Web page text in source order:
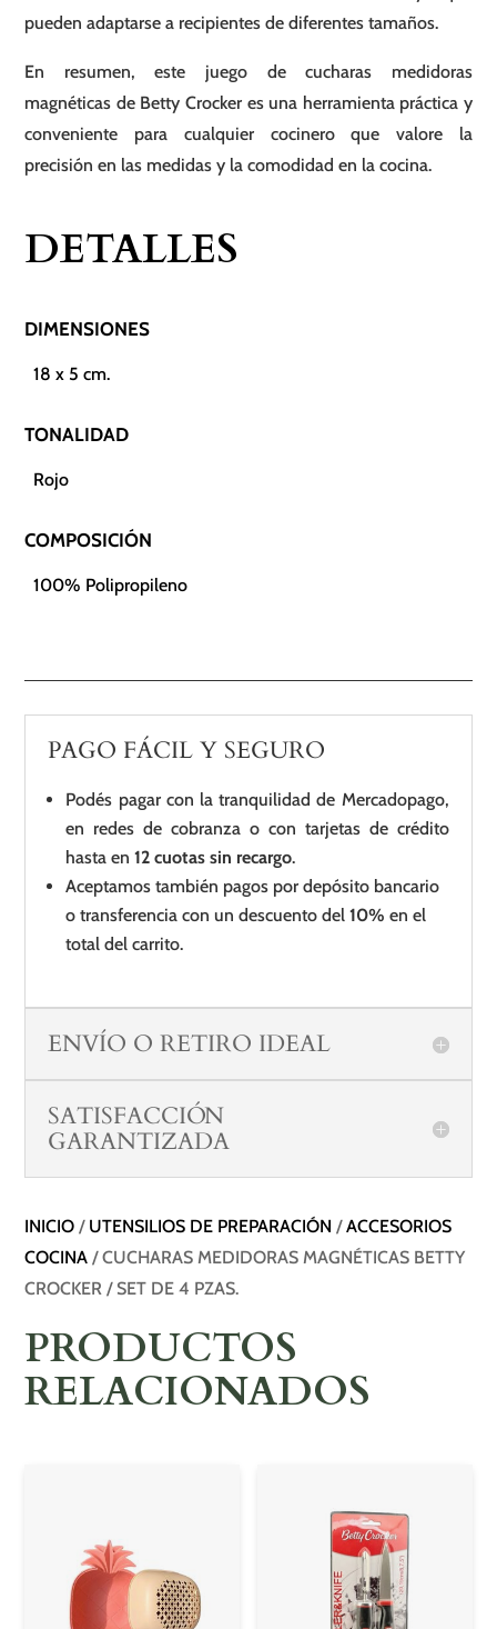
pueden adaptarse a recipientes de diferentes tamaños.
En resumen, este juego de cucharas medidoras
magnéticas de Betty Crocker es una herramienta práctica y
conveniente para cualquier cocinero que valore la
precisión en las medidas y la comodidad en la cocina.
DETALLES
DIMENSIONES
18 x 5 cm.
TONALIDAD
Rojo
COMPOSICIÓN
100% Polipropileno
PAGO FÁCIL Y SEGURO
Podés pagar con la tranquilidad de Mercadopago,
en redes de cobranza o con tarjetas de crédito
hasta en12 cuotas sin recargo.
Aceptamos también pagos por depósito bancario
o transferencia con un descuento del10% en el
total del carrito.
ENVÍO O RETIRO IDEAL
SATISFACCIÓN
GARANTIZADA
INICIO / UTENSILIOS DE PREPARACIÓN /ACCESORIOS
COCINA / CUCHARAS MEDIDORAS MAGNÉTICAS BETTY
CROCKER / SET DE 4 PZAS.
PRODUCTOS
RELACIONADOS